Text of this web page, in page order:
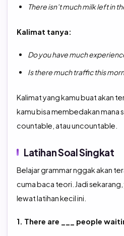
There isn’t much milk left in
Kalimat tanya:
Do you have much
Is there much traffic this
Kalimat yang kamu buat akan
kamu bisa membedakan mana
countable, atau uncountable.
Latihan Soal Singkat
Belajar grammar nggak akan
cuma baca teori. Jadi
lewat latihan kecil ini.
1. There are ___ people